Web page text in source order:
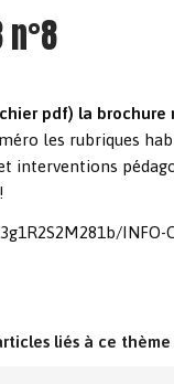
n°8
pdf) la brochure
les rubriques
interventions
INFO-
liés à ce thème